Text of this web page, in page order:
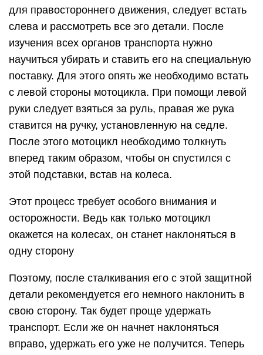
для правостороннего движения, следует встать
слева и рассмотреть все эго детали. После
изучения всех органов транспорта нужно
научиться убирать и ставить его на специальную
поставку. Для этого опять же необходимо встать
с левой стороны мотоцикла. При помощи левой
руки следует взяться за руль, правая же рука
ставится на ручку, установленную на седле.
После этого мотоцикл необходимо толкнуть
вперед таким образом, чтобы он спустился с
этой подставки, встав на колеса.
Этот процесс требует особого внимания и
осторожности. Ведь как только мотоцикл
окажется на колесах, он станет наклоняться в
одну сторону
Поэтому, после сталкивания его с этой защитной
детали рекомендуется его немного наклонить в
свою сторону. Так будет проще удержать
транспорт. Если же он начнет наклоняться
вправо, удержать его уже не получится. Теперь